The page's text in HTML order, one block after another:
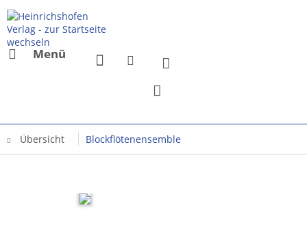
Menü
Übersicht Blockflötenensemble